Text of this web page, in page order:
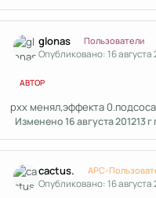
glonas Пользователи
Опубликовано:16 августа
АВТОР
рхх менял,эффекта
Изменено16 августа 201213 г
cactus. APC-
Опубликовано:16 августа